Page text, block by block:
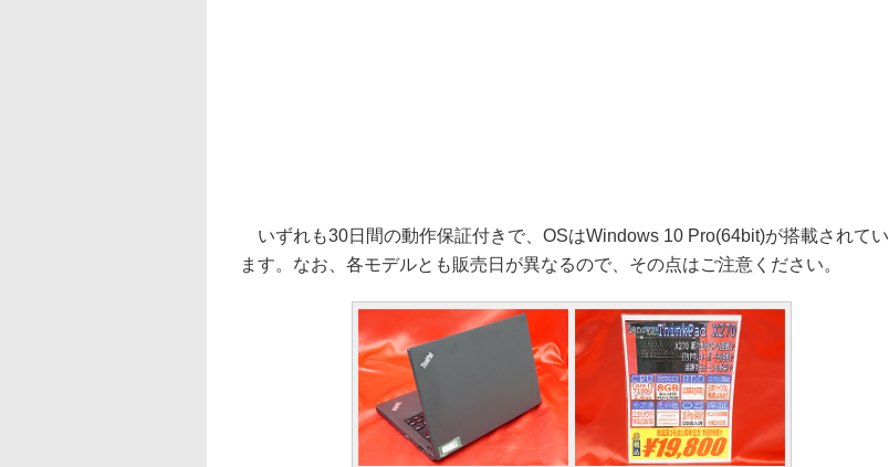
いずれも30日間の動作保証付きで、OSはWindows 10 Pro(64bit)が搭載されてい
ます。なお、各モデルとも販売日が異なるので、その点はご注意ください。